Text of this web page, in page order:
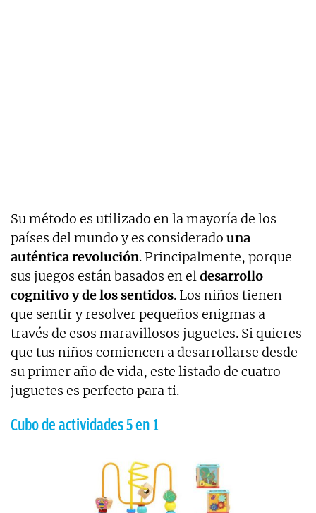
Su método es utilizado en la mayoría de los
países del mundo y es considerado una
auténtica revolución. Principalmente, porque
sus juegos están basados en eldesarrollo
cognitivo y de los sentidos. Los niños tienen
que sentir y resolver pequeños enigmas a
través de esos maravillosos juguetes. Si quieres
que tus niños comiencen a desarrollarse desde
su primer año de vida, este listado de cuatro
juguetes es perfecto para ti.
Cubo de actividades 5 en 1